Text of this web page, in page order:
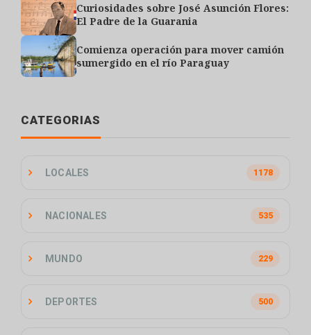
Curiosidades sobre José Asunción Flores:
El Padre de la Guarania
Comienza operación para mover camión
sumergido en el río Paraguay
CATEGORIAS
LOCALES 1178
NACIONALES 535
MUNDO 229
DEPORTES 500